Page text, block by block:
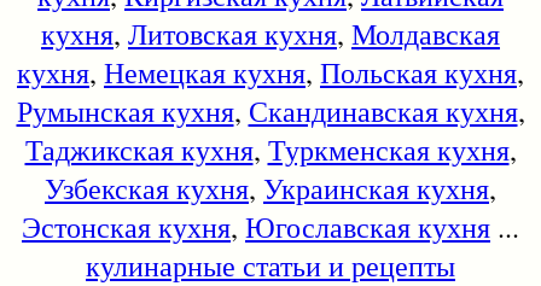
кухня, Литовская кухня, Молдавская
кухня, Немецкая кухня, Польская кухня,
Румынская кухня, Скандинавская кухня,
Таджикская кухня, Туркменская кухня,
Узбекская кухня, Украинская кухня,
Эстонская кухня, Югославская кухня ...
кулинарные статьи и рецепты